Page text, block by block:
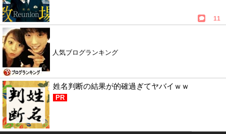
11
人気ブログランキング
姓名判断の結果が的確過ぎてヤバイｗｗ
PR